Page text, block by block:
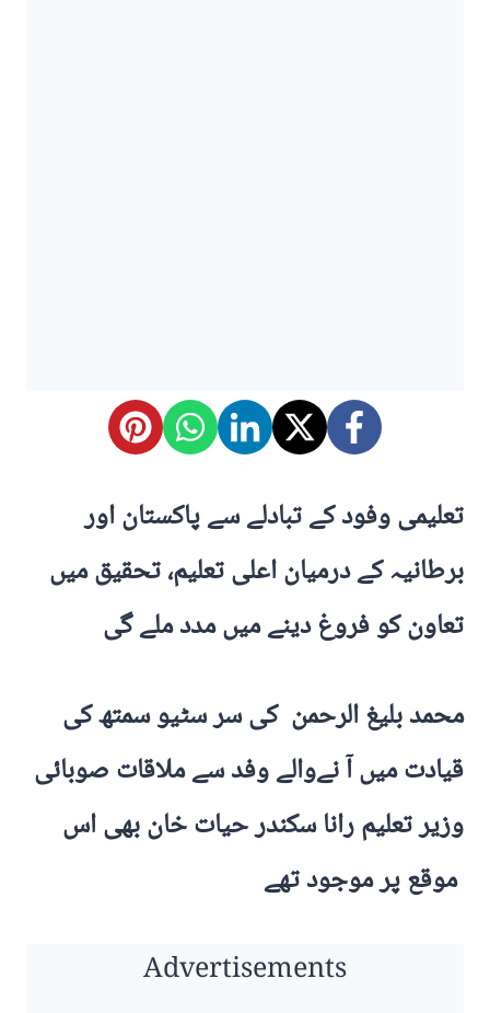
تعلیمی وفود کے تبادلے سے پاکستان اور
برطانیہ کے درمیان اعلی تعلیم، تحقیق میں
تعاون کو فروغ دینے میں مدد ملے گی
محمد بلیغ الرحمن کی سر سٹیو سمتھ کی
قیادت میں آ نےوالے وفد سے ملاقات صوبائی
وزیر تعلیم رانا سکندر حیات خان بھی اس
موقع پر موجود تھے
Advertisements